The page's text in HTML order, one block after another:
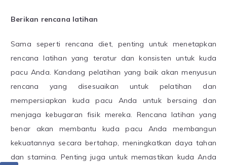
Berikan rencana latihan
Sama seperti rencana diet, penting untuk menetapkan
rencana latihan yang teratur dan konsisten untuk kuda
pacu Anda. Kandang pelatihan yang baik akan menyusun
rencana yang disesuaikan untuk pelatihan dan
mempersiapkan kuda pacu Anda untuk bersaing dan
menjaga kebugaran fisik mereka. Rencana latihan yang
benar akan membantu kuda pacu Anda membangun
kekuatannya secara bertahap, meningkatkan daya tahan
dan stamina. Penting juga untuk memastikan kuda Anda